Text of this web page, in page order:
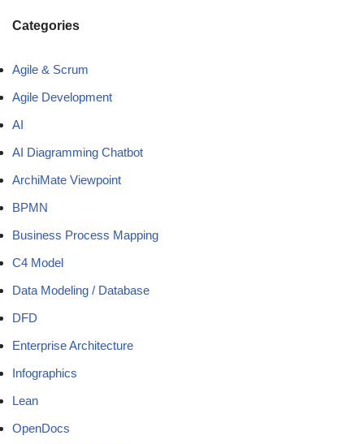
Categories
Agile & Scrum
Agile Development
AI
AI Diagramming Chatbot
ArchiMate Viewpoint
BPMN
Business Process Mapping
C4 Model
Data Modeling / Database
DFD
Enterprise Architecture
Infographics
Lean
OpenDocs